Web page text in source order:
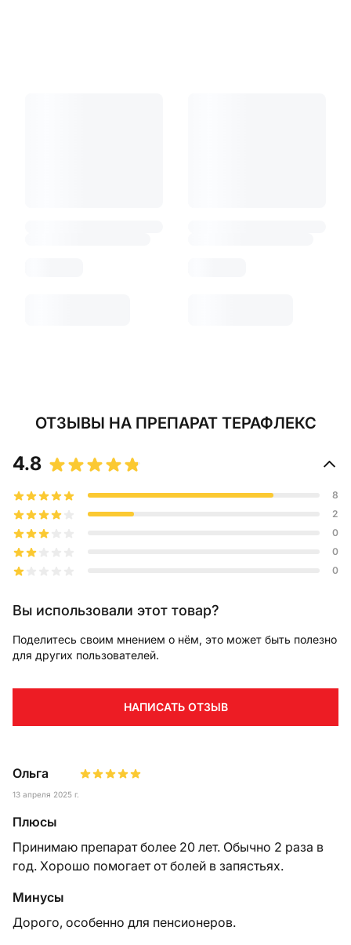
ОТЗЫВЫ НА ПРЕПАРАТ ТЕРАФЛЕКС
Ольга
13 апреля 2025 г.
Плюсы
Принимаю препарат более 20 лет. Обычно 2 раза в
год. Хорошо помогает от болей в запястьях.
Минусы
Дорого, особенно для пенсионеров.
4.8
8
2
0
0
0
Вы использовали этот товар?
Поделитесь своим мнением о нём, это может быть полезно
для других пользователей.
НАПИСАТЬ ОТЗЫВ